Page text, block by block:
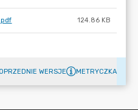
124.86 KB
WERSJE METRYCZKA